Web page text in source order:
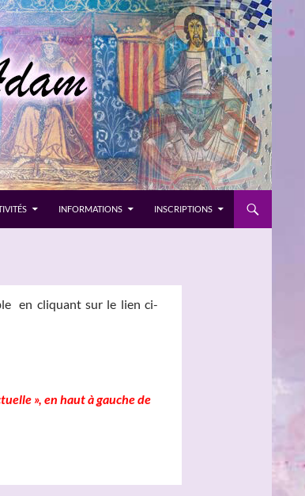
INFORMATIONS INSCRIPTIONS
en cliquant sur le lien ci-
», en haut à gauche de